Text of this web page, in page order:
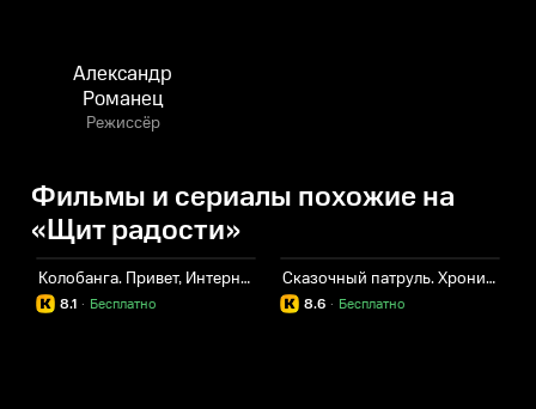
Александр
Романец
Режиссёр
Фильмы и сериалы похожие на
«Щит радости»
Колобанга. Привет, Интернет!
8.1 Бесплатно
·
Сказочный патруль. Хроники чудес
8.6 Бесплатно
·